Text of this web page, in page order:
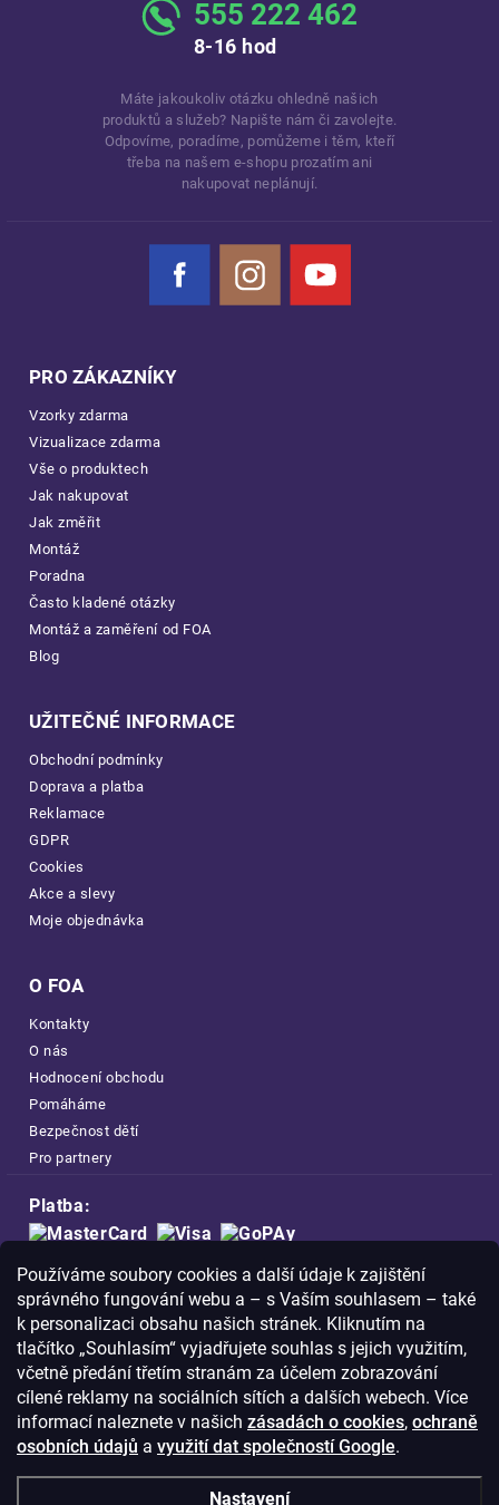
Používáme soubory cookies a další údaje k zajištění
správného fungování webu a – s Vaším souhlasem – také
k personalizaci obsahu našich stránek. Kliknutím na
tlačítko „Souhlasím“ vyjadřujete souhlas s jejich využitím,
včetně předání třetím stranám za účelem zobrazování
cílené reklamy na sociálních sítích a dalších webech. Více
informací naleznete v našich zásadách o cookies, ochraně
osobních údajů a využití dat společností Google.
Nastavení
555 222 462
8-16 hod
Máte jakoukoliv otázku ohledně našich
produktů a služeb? Napište nám či zavolejte.
Odpovíme, poradíme, pomůžeme i těm, kteří
třeba na našem e-shopu prozatím ani
nakupovat neplánují.
Facebook Instagram YouTube
PRO ZÁKAZNÍKY
Vzorky zdarma
Vizualizace zdarma
Vše o produktech
Jak nakupovat
Jak změřit
Montáž
Poradna
Často kladené otázky
Montáž a zaměření od FOA
Blog
UŽITEČNÉ INFORMACE
Obchodní podmínky
Doprava a platba
Reklamace
GDPR
Cookies
Akce a slevy
Moje objednávka
O FOA
Kontakty
O nás
Hodnocení obchodu
Pomáháme
Bezpečnost dětí
Pro partnery
Platba:
Doprava:
Nakupujte na FOA bezpečně a bez obav.
Díky HTTPS protokolu jsou Vaše citlivá
data v naprostém bezpečí.
© Copyright2026Westlogic s.r.o.,